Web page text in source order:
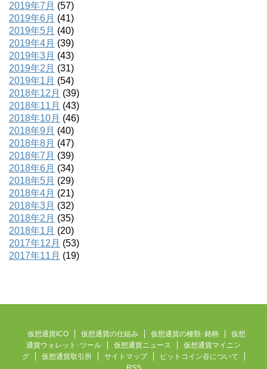
2019年7月 (57)
2019年6月 (41)
2019年5月 (40)
2019年4月 (39)
2019年3月 (43)
2019年2月 (31)
2019年1月 (54)
2018年12月 (39)
2018年11月 (43)
2018年10月 (46)
2018年9月 (40)
2018年8月 (47)
2018年7月 (39)
2018年6月 (34)
2018年5月 (29)
2018年4月 (21)
2018年3月 (32)
2018年2月 (35)
2018年1月 (20)
2017年12月 (53)
2017年11月 (19)
仮想通貨ICO 仮想通貨の仕組み 仮想通貨の種類･銘柄
仮想
通貨ウォレット･ツール
仮想通貨ニュース
仮想通貨マイニン
グ
仮想通貨取引所 サイトマップ
ビットコイン谷について